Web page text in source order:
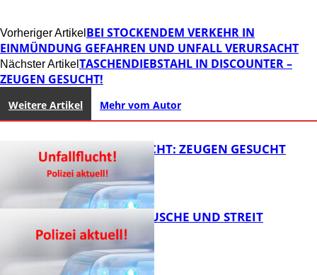
Vorheriger Artikel BEI STOCKENDEM VERKEHR IN
EINMÜNDUNG GEFAHREN UND UNFALL VERURSACHT
Nächster Artikel TASCHENDIEBSTAHL IN DISCOUNTER –
ZEUGEN GESUCHT!
Weitere Artikel Mehr vom Autor
UNFALLFLUCHT: ZEUGEN GESUCHT
KNALLGERÄUSCHE UND STREIT